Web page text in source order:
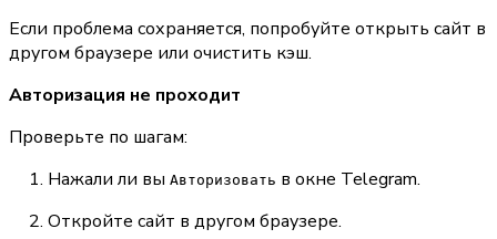
Если проблема сохраняется, попробуйте открыть сайт в
другом браузере или очистить кэш.
Авторизация не проходит
Проверьте по шагам:
Нажали ли вы Авторизовать в окне Telegram.
Откройте сайт в другом браузере.